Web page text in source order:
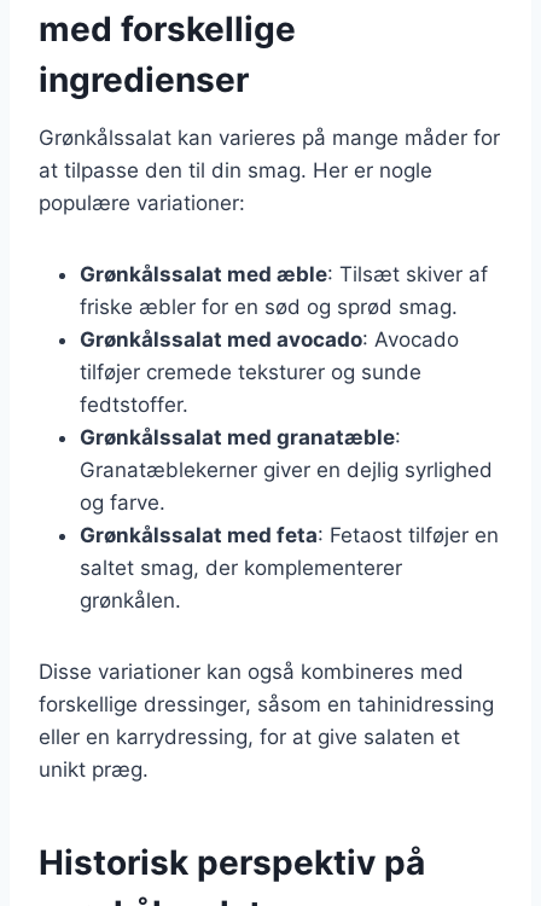
med forskellige
ingredienser
Grønkålssalat kan varieres på mange måder for
at tilpasse den til din smag. Her er nogle
populære variationer:
Grønkålssalat med æble: Tilsæt skiver af
friske æbler for en sød og sprød smag.
Grønkålssalat med avocado: Avocado
tilføjer cremede teksturer og sunde
fedtstoffer.
Grønkålssalat med granatæble:
Granatæblekerner giver en dejlig syrlighed
og farve.
Grønkålssalat med feta: Fetaost tilføjer en
saltet smag, der komplementerer
grønkålen.
Disse variationer kan også kombineres med
forskellige dressinger, såsom en tahinidressing
eller en karrydressing, for at give salaten et
unikt præg.
Historisk perspektiv på